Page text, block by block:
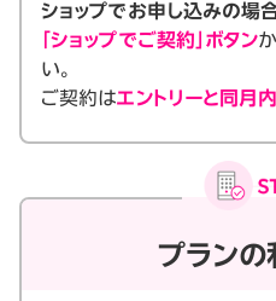
ショップでお申し込みの場
「ショップでご契約」ボタン
い。
ご契約はエントリーと同月内
プラン